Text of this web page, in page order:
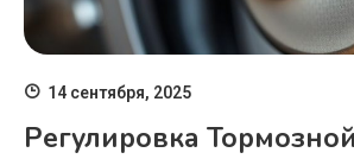
14 сентября, 2025
Регулировка